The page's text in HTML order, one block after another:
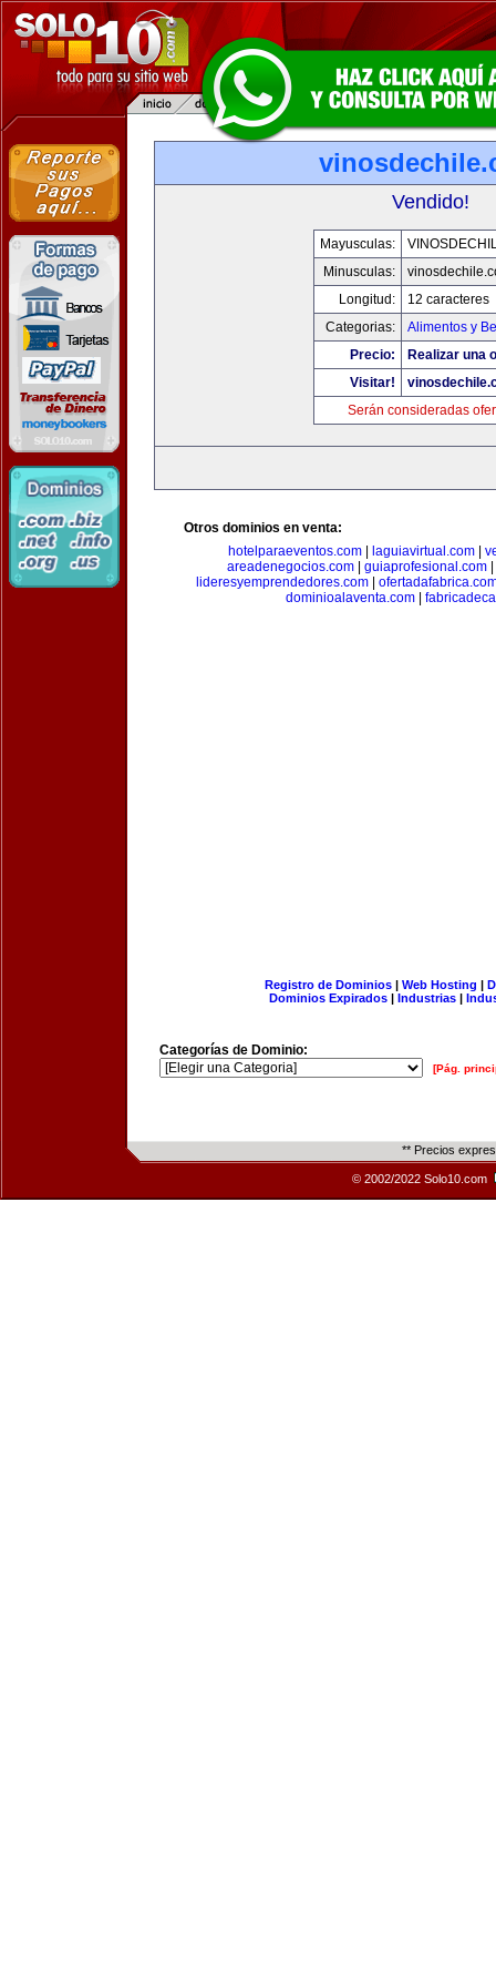
Vendido!
Mayusculas:
Minusculas:
Longitud:
12 caracteres
Categorias:
Alimentos y
Precio:
Realizar una
Visitar!
Serán consideradas
Otros dominios en venta:
hotelparaeventos.com
laguiavirtual.com
areadenegocios.com
guiaprofesional.com
lideresyemprendedores.com
dominioalaventa.com|
Registro de Dominios| Web Hosting |
Dominios Expirados | Industrias |
Categorías de Dominio:
[Pág.
** Precios
© 2002/2022 Solo10.com